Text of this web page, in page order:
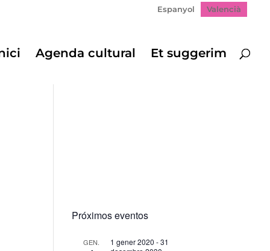
Espanyol Valencià
Agenda cultural Et suggerim
Próximos eventos
GEN. 1 gener 2020 -31